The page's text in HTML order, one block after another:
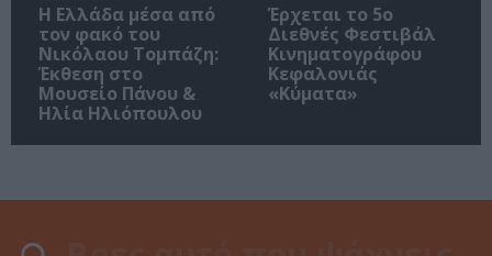
Η Ελλάδα μέσα από
τον φακό του
Νικόλαου Τομπάζη:
Έκθεση στο
Μουσείο Πάνου &
Ηλία Ηλιόπουλου
Έρχεται το 5ο
Διεθνές Φεστιβάλ
Κινηματογράφου
Κεφαλονιάς
«Κύματα»